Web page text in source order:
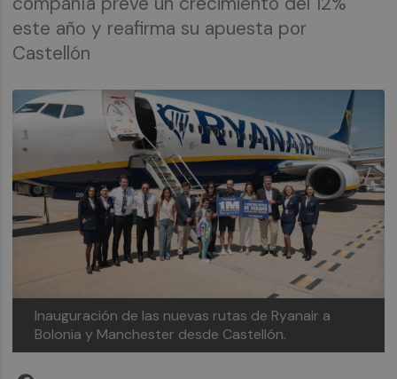
este año y reafirma su apuesta por
Castellón
Inauguración de las nuevas rutas de Ryanair a
Bolonia y Manchester desde Castellón.